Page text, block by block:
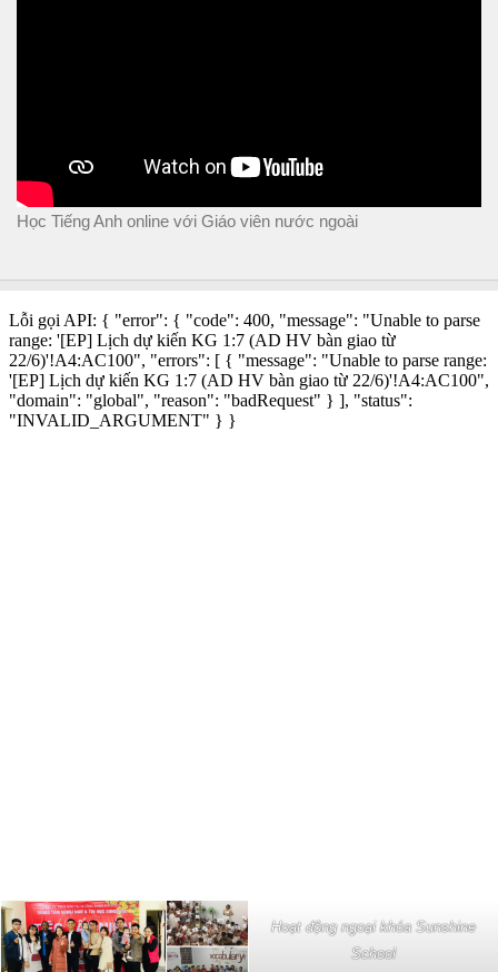
Học Tiếng Anh online với Giáo viên nước ngoài
Hoạt động ngoại khóa Sunshine
School